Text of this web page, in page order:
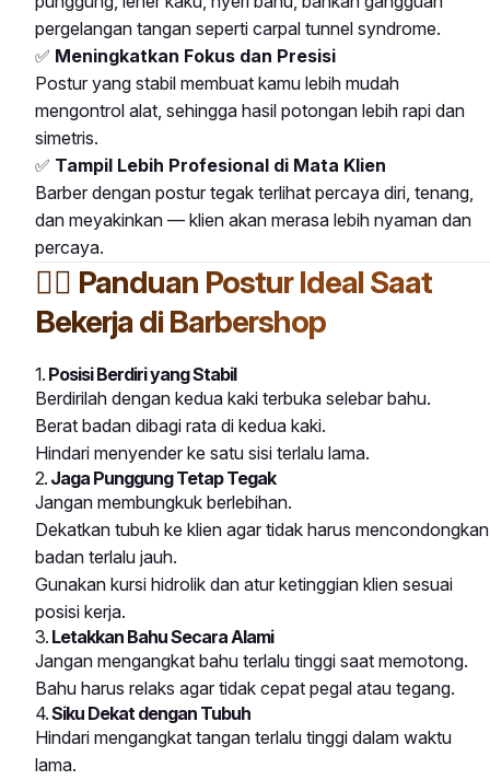
pergelangan tangan seperti carpal tunnel syndrome.
✅ Meningkatkan Fokus dan Presisi
Postur yang stabil membuat kamu lebih mudah
mengontrol alat, sehingga hasil potongan lebih rapi dan
simetris.
✅ Tampil Lebih Profesional di Mata Klien
Barber dengan postur tegak terlihat percaya diri, tenang,
dan meyakinkan — klien akan merasa lebih nyaman dan
percaya.
🧍‍♂️ Panduan Postur Ideal Saat
Bekerja di Barbershop
1. Posisi Berdiri yang Stabil
Berdirilah dengan kedua kaki terbuka selebar bahu.
Berat badan dibagi rata di kedua kaki.
Hindari menyender ke satu sisi terlalu lama.
2. Jaga Punggung Tetap Tegak
Jangan membungkuk berlebihan.
Dekatkan tubuh ke klien agar tidak harus mencondongkan
badan terlalu jauh.
Gunakan kursi hidrolik dan atur ketinggian klien sesuai
posisi kerja.
3. Letakkan Bahu Secara Alami
Jangan mengangkat bahu terlalu tinggi saat memotong.
Bahu harus relaks agar tidak cepat pegal atau tegang.
4.Siku Dekat dengan Tubuh
Hindari mengangkat tangan terlalu tinggi dalam waktu
lama.